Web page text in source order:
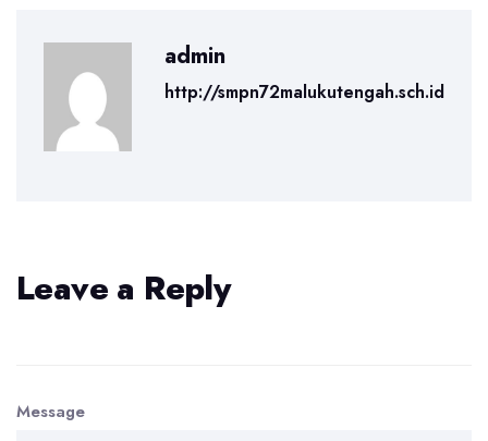
admin
http://smpn72malukutengah.sch.id
Leave a Reply
Message